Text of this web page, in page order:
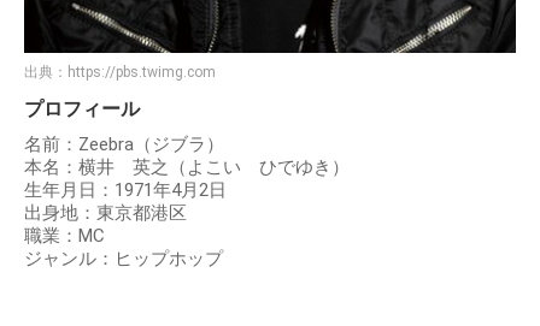
出典： https://pbs.twimg.com
プロフィール
名前：Zeebra（ジブラ）
本名：横井 英之（よこい ひでゆき）
生年月日：1971年4月2日
出身地：東京都港区
職業：MC
ジャンル：ヒップホップ